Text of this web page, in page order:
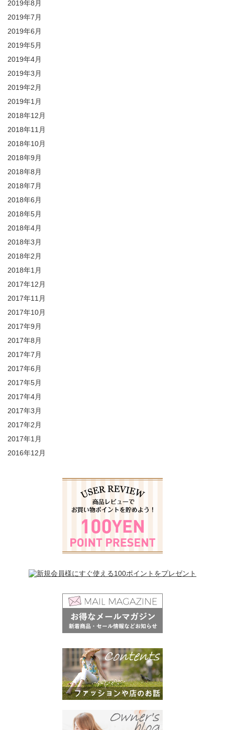
2019年8月
2019年7月
2019年6月
2019年5月
2019年4月
2019年3月
2019年2月
2019年1月
2018年12月
2018年11月
2018年10月
2018年9月
2018年8月
2018年7月
2018年6月
2018年5月
2018年4月
2018年3月
2018年2月
2018年1月
2017年12月
2017年11月
2017年10月
2017年9月
2017年8月
2017年7月
2017年6月
2017年5月
2017年4月
2017年3月
2017年2月
2017年1月
2016年12月